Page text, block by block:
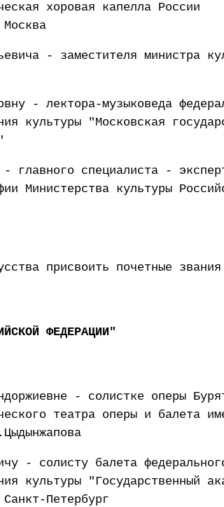
хоровая капелла России
- заместителя министра
- лектора-музыковеда
культуры "Московская
- главного специалиста -
Министерства культуры
присвоить почетные
ФЕДЕРАЦИИ"
- солистке оперы
театра оперы и балета
- солисту балета
культуры "Государственный
Петербург